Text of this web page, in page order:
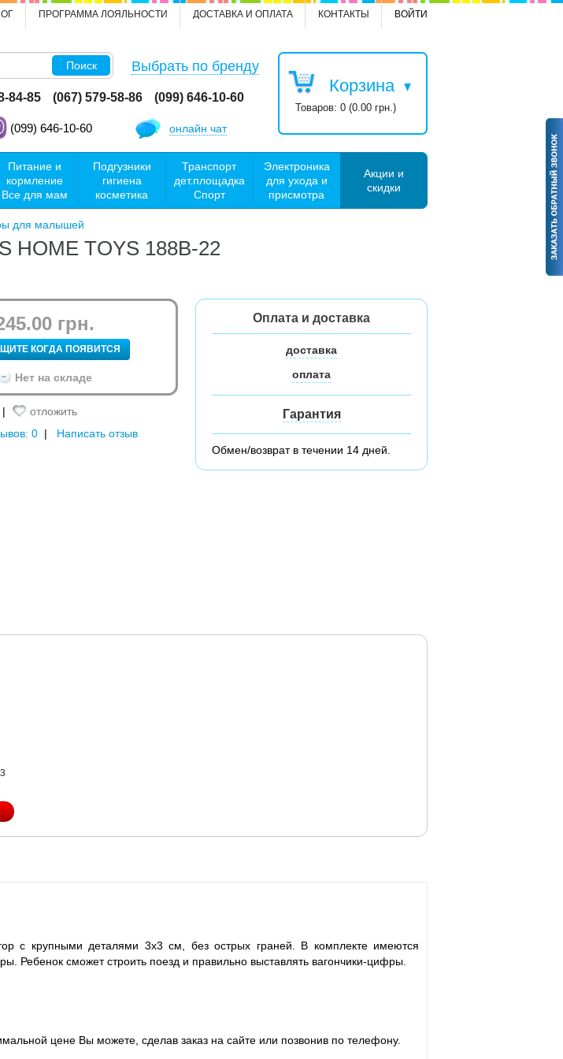
ВОЙТИ
КОНТАКТЫ
ДОСТАВКА И ОПЛАТА
ПРОГРАММА ЛОЯЛЬНОСТИ
Поиск Выбрать по бренду
Корзина
Товаров: 0 (0.00 грн.)
84-85 (067) 579-58-86 (099) 646-10-60
(099) 646-10-60 онлайн чат
Питание и
кормление
Все для мам
Подгузники
гигиена
косметика
Транспорт
дет.площадка
Спорт
Электроника
для ухода и
присмотра
Акции и
скидки
для малышей
HOME TOYS 188B-22
грн.
КОГДА ПОЯВИТСЯ
Нет на складе
|
отложить
0 | Написать отзыв
Оплата и доставка
доставка
оплата
Гарантия
Обмен/возврат в течении 14 дней.
с крупными деталями 3х3 см, без острых граней. В комплекте имеются
Ребенок сможет строить поезд и правильно выставлять вагончики-цифры.
цене Вы можете, сделав заказ на сайте или позвонив по телефону.